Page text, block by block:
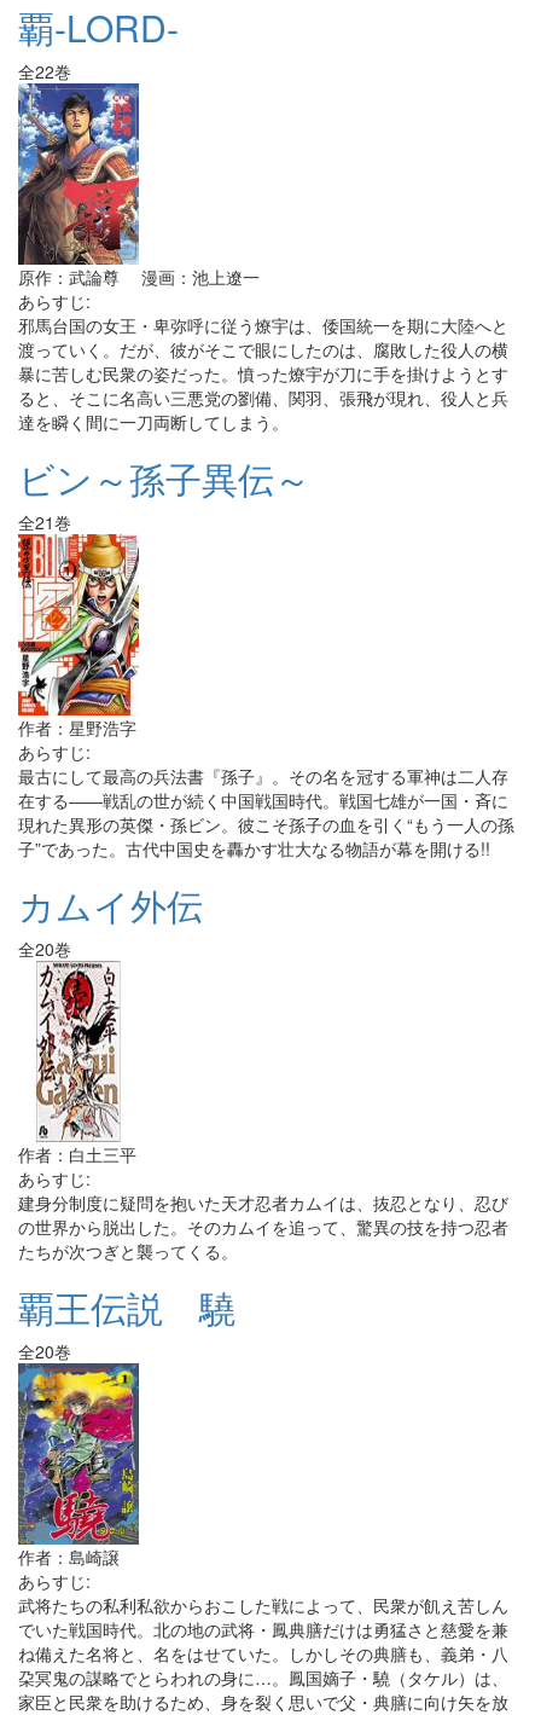
覇-LORD-
全22巻
原作：武論尊 漫画：池上遼一
あらすじ:
邪馬台国の女王・卑弥呼に従う燎宇は、倭国統一を期に大陸へと
渡っていく。だが、彼がそこで眼にしたのは、腐敗した役人の横
暴に苦しむ民衆の姿だった。憤った燎宇が刀に手を掛けようとす
ると、そこに名高い三悪党の劉備、関羽、張飛が現れ、役人と兵
達を瞬く間に一刀両断してしまう。
ビン～孫子異伝～
全21巻
作者：星野浩字
あらすじ:
最古にして最高の兵法書『孫子』。その名を冠する軍神は二人存
在する――戦乱の世が続く中国戦国時代。戦国七雄が一国・斉に
現れた異形の英傑・孫ビン。彼こそ孫子の血を引く“もう一人の孫
子”であった。古代中国史を轟かす壮大なる物語が幕を開ける!!
カムイ外伝
全20巻
作者：白土三平
あらすじ:
建身分制度に疑問を抱いた天才忍者カムイは、抜忍となり、忍び
の世界から脱出した。そのカムイを追って、驚異の技を持つ忍者
たちが次つぎと襲ってくる。
覇王伝説 驍
全20巻
作者：島崎譲
あらすじ:
武将たちの私利私欲からおこした戦によって、民衆が飢え苦しん
でいた戦国時代。北の地の武将・鳳典膳だけは勇猛さと慈愛を兼
ね備えた名将と、名をはせていた。しかしその典膳も、義弟・八
朶冥鬼の謀略でとらわれの身に…。鳳国嫡子・驍（タケル）は、
家臣と民衆を助けるため、身を裂く思いで父・典膳に向け矢を放